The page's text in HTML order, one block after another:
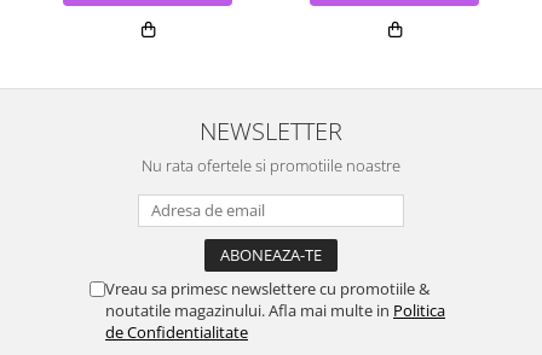
NEWSLETTER
Nu rata ofertele si promotiile noastre
Vreau sa primesc newslettere cu promotiile &
noutatile magazinului. Afla mai multe in Politica
de Confidentialitate